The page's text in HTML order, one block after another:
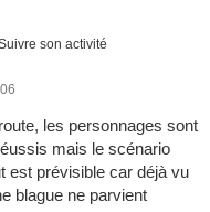
son activité
les personnages sont
mais le scénario
est prévisible car déjà vu
blague ne parvient